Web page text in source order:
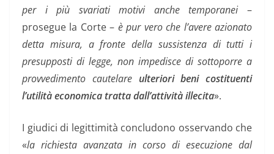
per i più svariati motivi anche temporanei –
prosegue la Corte – è pur vero che l’avere azionato
detta misura, a fronte della sussistenza di tutti i
presupposti di legge, non impedisce di sottoporre a
provvedimento cautelare ulteriori beni costituenti
l’utilità economica tratta dall’attività illecita».
I giudici di legittimità concludono osservando che
«la richiesta avanzata in corso di esecuzione dal